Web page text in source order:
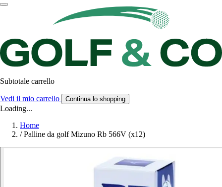
Subtotale carrello
Vedi il mio carrello Continua lo shopping
Loading...
Home
/ Palline da golf Mizuno Rb 566V (x12)